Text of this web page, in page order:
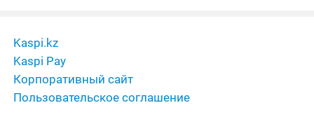
Kaspi.kz
Kaspi Pay
Корпоративный сайт
Пользовательское соглашение